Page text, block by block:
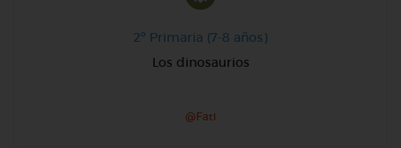
2º Primaria (7-8 años)
Los dinosaurios
@Fati